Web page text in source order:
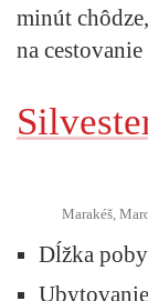
minút
na
Marakéš,
Dĺžka